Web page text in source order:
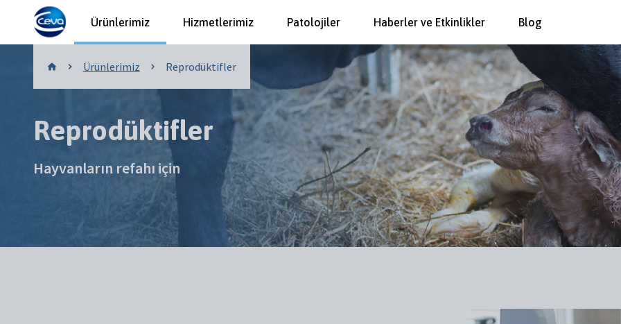
Ürünlerimiz Hizmetlerimiz Patolojiler Haberler ve Etkinlikler Blog
Ürünlerimiz
Ürünlerimiz Reprodüktifler
Reprodüktifler
Hayvanların refahı için